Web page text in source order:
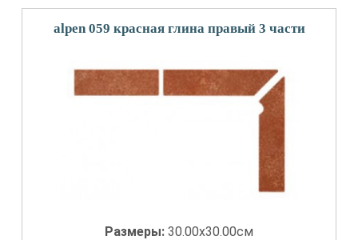
alpen 059 красная глина правый 3 части
Размеры: 30.00x30.00см